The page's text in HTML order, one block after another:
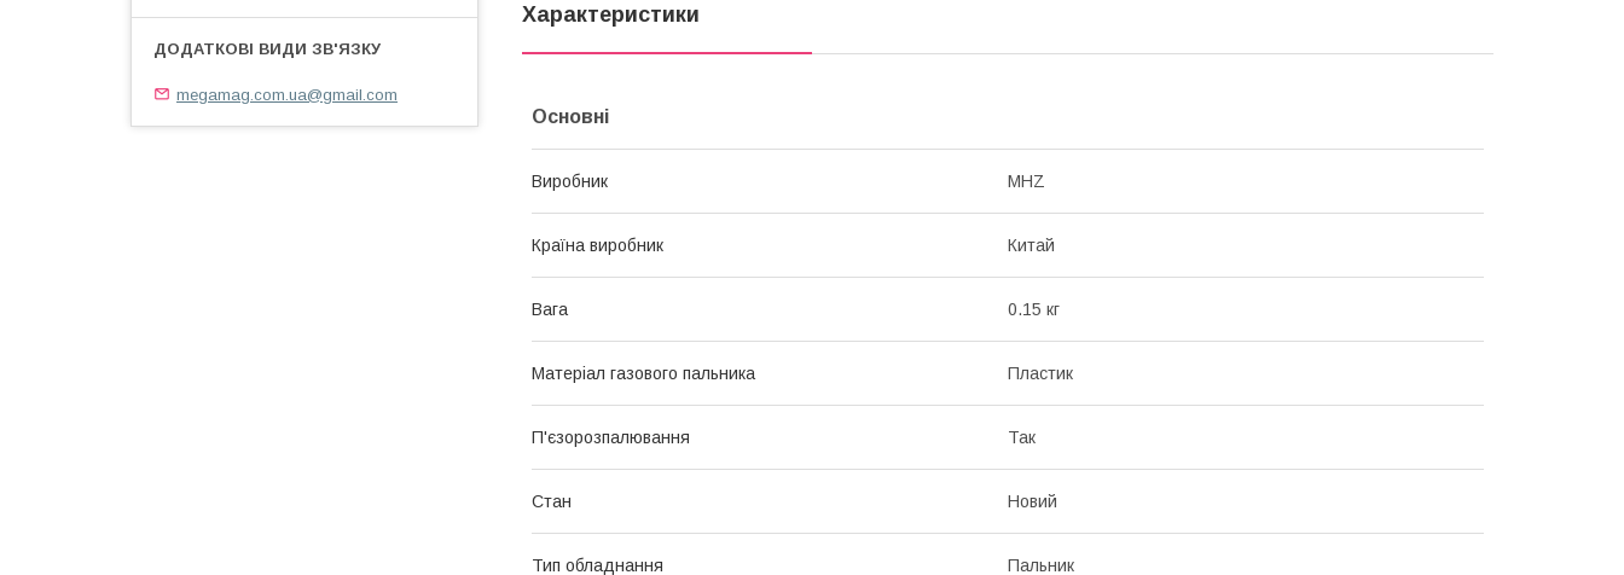
Характеристики
Основні
Виробник MHZ
Країна виробник Китай
Вага 0.15 кг
Матеріал газового пальника Пластик
П'єзорозпалювання Так
Стан Новий
Тип обладнання Пальник
megamag.com.ua@gmail.com